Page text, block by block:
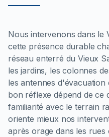
Nous intervenons dans le
cette présence durable
réseau enterré du Vieux
les jardins, les colonnes
les antennes
bon réflexe dépend de ce
familiarité avec le terrain
oriente mieux nos
après orage dans les